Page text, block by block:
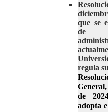
que se
regula
de
adopta